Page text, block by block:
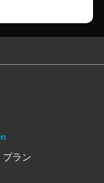
ラン